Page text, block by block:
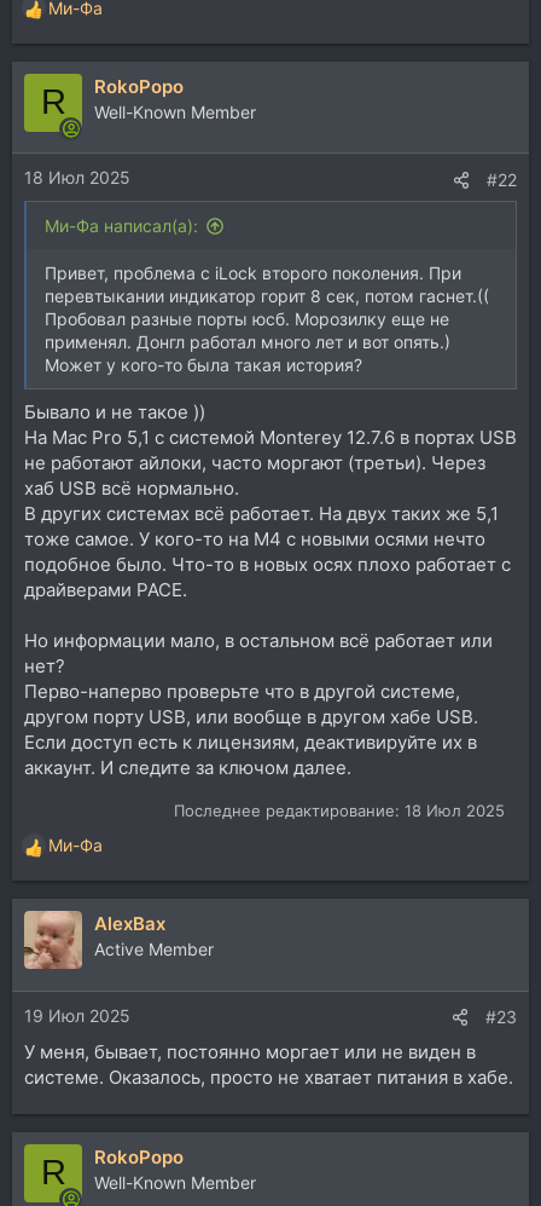
Р
е
а
и
и
:
Ми-Фа
R RokoPopo
Well-Known Member
18 Июл 2025 #22
Ми-Фа написал(а):
Привет, проблема с iLock второго поколения. При
перевтыкании индикатор горит 8 сек, потом гаснет.((
Пробовал разные порты юсб. Морозилку еще не
применял. Донгл работал много лет и вот опять.)
Может у кого-то была такая история?
Бывало и не такое ))
На Mac Pro 5,1 с системой Monterey 12.7.6 в портах USB
не работают айлоки, часто моргают (третьи). Через
хаб USB всё нормально.
В других системах всё работает. На двух таких же 5,1
тоже самое. У кого-то на М4 с новыми осями нечто
подобное было. Что-то в новых осях плохо работает с
драйверами PACE.
Но информации мало, в остальном всё работает или
нет?
Перво-наперво проверьте что в другой системе,
другом порту USB, или вообще в другом хабе USB.
Если доступ есть к лицензиям, деактивируйте их в
аккаунт. И следите за ключом далее.
Последнее редактирование: 18 Июл 2025
Р
е
а
ц
и
и
:
Ми-Фа
AlexBax
Active Member
19 Июл 2025 #23
У меня, бывает, постоянно моргает или не виден в
системе. Оказалось, просто не хватает питания в хабе.
R RokoPopo
Well-Known Member